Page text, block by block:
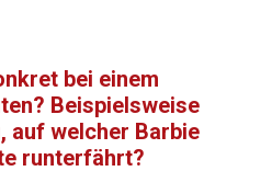
bei einem
Beispielsweise
auf welcher Barbie
runterfährt?